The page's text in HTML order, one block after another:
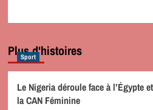
Plus d'histoires
Sport
Le Nigeria déroule face à l’Égypte
la CAN Féminine